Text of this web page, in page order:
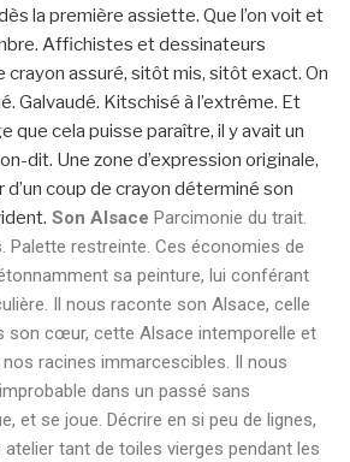
la première assiette. Que l’on voit et
Affichistes et dessinateurs
crayon assuré, sitôt mis, sitôt exact. On
Galvaudé. Kitschisé à l’extrême. Et
que cela puisse paraître, il y avait un
dit. Une zone d’expression originale,
d’un coup de crayon déterminé son
Son Alsace Parcimonie du trait.
Palette restreinte. Ces économies de
sa peinture, lui conférant
Il nous raconte son Alsace, celle
son cœur, cette Alsace intemporelle et
racines immarcescibles. Il nous
dans un passé sans
et se joue. Décrire en si peu de lignes,
tant de toiles vierges pendant les